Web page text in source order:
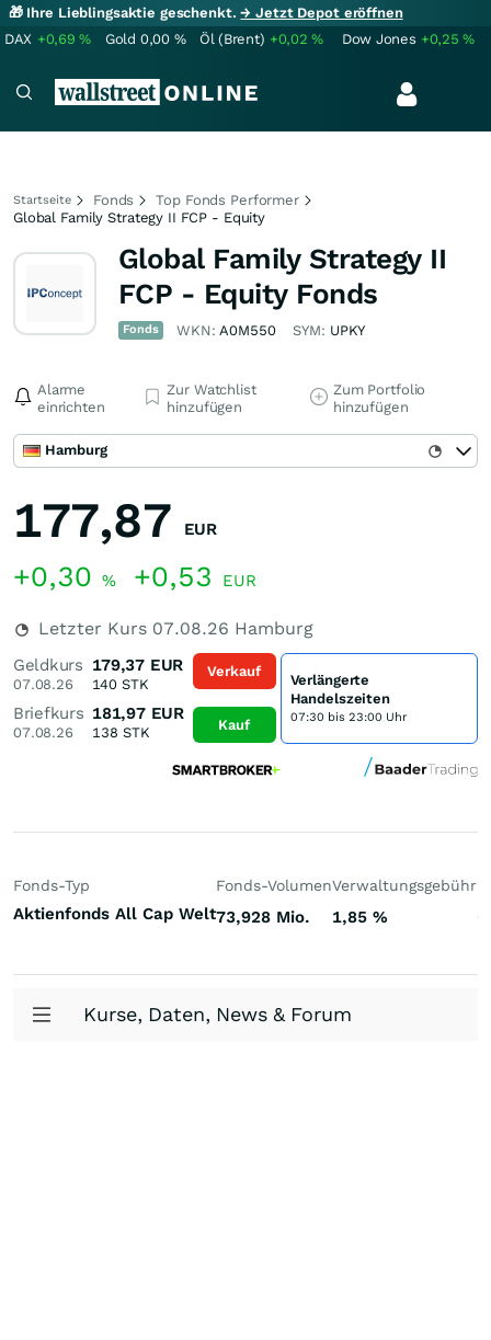
🎁 Ihre Lieblingsaktie geschenkt.→ Jetzt Depot eröffnen
DAX +0,69% Gold 0,00 % Öl (Brent) +0,02% Dow Jones +0,25%
Startseite Fonds
Top Fonds Performer
Global Family Strategy II FCP - Equity
Global Family Strategy II
FCP - Equity Fonds
Fonds WKN:A0M550 SYM: UPKY
Alarme
einrichten
Zur Watchlist
hinzufügen
Zum Portfolio
hinzufügen
Hamburg
177,87 EUR
+0,30 % +0,53 EUR
Letzter Kurs 07.08.26 Hamburg
Geldkurs
07.08.26
179,37 EUR
140 STK
Briefkurs
07.08.26
181,97 EUR
138 STK
Verkauf
Kauf
Verlängerte
Handelszeiten
07:30 bis 23:00 Uhr
Fonds-Typ
Aktienfonds All Cap Welt
Fonds-Volumen
73,928 Mio.
Verwaltungsgebühr
1,85 %
Kurse, Daten, News & Forum